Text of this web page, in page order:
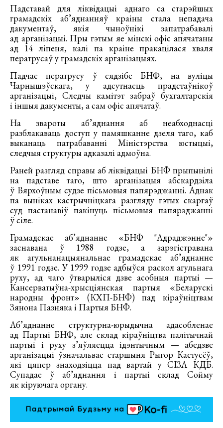
Падставай для ліквідацыі аднаго са старэйшых
грамадскіх аб’яднанняў краіны стала непадача
дакументаў, якія чыноўнікі запатрабавалі
ад арганізацыі. Пры гэтым яе мінскі офіс апячатаны
ад 14 ліпеня, калі па краіне пракацілася хваля
ператрусаў у грамадскіх арганізацыях.
Падчас ператрусу ў сядзібе БНФ, на вуліцы
Чарнышэўскага, у адсутнасць прадстаўнікоў
арганізацыі, Следчы камітэт забраў бухгалтарскія
і іншыя дакументы, а сам офіс апячатаў.
На звароты аб’яднання аб неабходнасці
разблакаваць доступ у памяшканне дзеля таго, каб
выканаць патрабаванні Міністэрства юстыцыі,
следчыя структуры адказалі адмоўна.
Раней разгляд справы аб ліквідацыі БНФ прыпынілі
на падставе таго, што арганізацыя абскардзіла
ў Вярхоўным судзе пісьмовыя папярэджанні. Аднак
па выніках кастрычніцкага разгляду гэтых скаргаў
суд пастанавіў пакінуць пісьмовыя папярэджанні
ў сіле.
Грамадскае аб’яднанне «БНФ "Адраджэнне"»
заснавана ў 1988 годзе, а зарэгістравана
як агульнанацыянальнае грамадскае аб’яднанне
ў 1991 годзе. У 1999 годзе адбыўся раскол агульнага
руху, ад чаго ўтварыліся дзве асобныя партыі —
Кансерватыўна-хрысціянская партыя «Беларускі
народны фронт» (КХП-БНФ) пад кіраўніцтвам
Зянона Пазняка і Партыя БНФ.
Аб’яднанне структурна-юрыдычна адасобленае
ад Партыі БНФ, але склад кіраўніцтва палітычнай
партыі і руху з’яўляецца ідэнтычным — абедзве
арганізацыі ўзначальвае старшыня Рыгор Кастусёў,
які цяпер знаходзіцца пад вартай у СІЗА КДБ.
Супадае ў аб’яднання і партыі склад Сойму
як кіруючага органу.